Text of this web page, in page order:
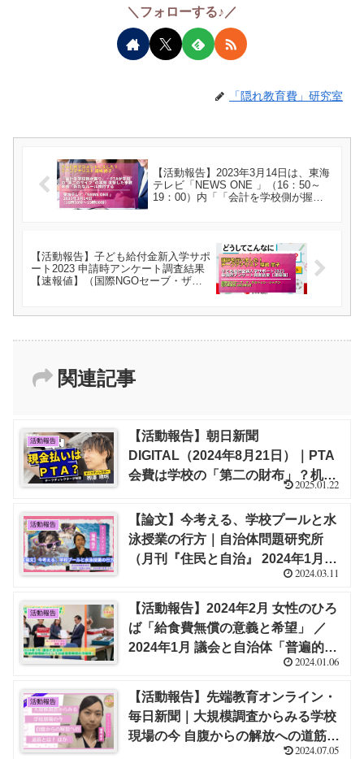
＼フォローする♪／
「隠れ教育費」研究室
【活動報告】2023年3月14日は、東海
テレビ「NEWS ONE 」（16：50～
19：00）内「「会計を学校側が握
【活動報告】子ども給付金新入学サポ
ート2023 申請時アンケート調査結果
【速報値】（国際NGOセーブ・ザ・
｜福嶋 尚子
関連記事
活動報告
【活動報告】朝日新聞
DIGITAL（2024年8月21日）｜PTA
会費は学校の「第二の財布」？机や
明】
2025.01.22
活動報告
【論文】今考える、学校プールと水
泳授業の行方｜自治体問題研究所
（月刊『住民と自治』 2024年1月
2024.03.11
活動報告
【活動報告】2024年2月 女性のひろ
ば「給食費無償の意義と希望」 ／
2024年1月 議会と自治体「普遍的現
物給付としての給食費無償の可能
2024.01.06
活動報告
【活動報告】先端教育オンライン・
毎日新聞｜大規模調査からみる学校
現場の今 自腹からの解放への道筋と
2024.07.05